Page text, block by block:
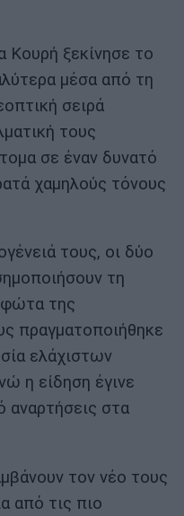
Κουρή ξεκίνησε το
μέσα από τη
σειρά
τους
σε έναν δυνατό
χαμηλούς τόνους
τους, οι δύο
τη
φώτα της
πραγματοποιήθηκε
ελάχιστων
η είδηση έγινε
αναρτήσεις στα
τον νέο τους
από τις πιο